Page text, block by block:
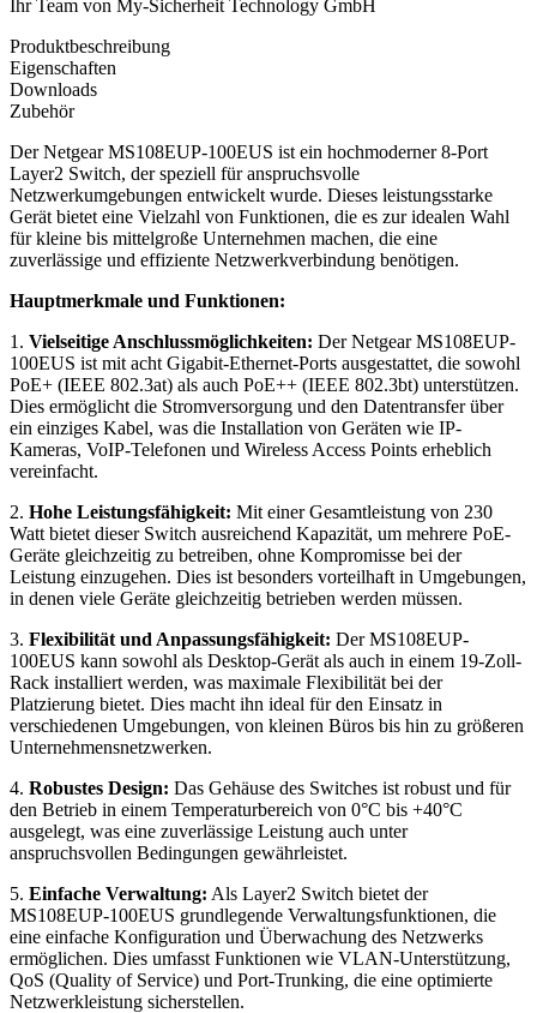
Ihr Team von My-Sicherheit Technology GmbH
Produktbeschreibung
Eigenschaften
Downloads
Zubehör
Der Netgear MS108EUP-100EUS ist ein hochmoderner 8-Port
Layer2 Switch, der speziell für anspruchsvolle
Netzwerkumgebungen entwickelt wurde. Dieses leistungsstarke
Gerät bietet eine Vielzahl von Funktionen, die es zur idealen Wahl
für kleine bis mittelgroße Unternehmen machen, die eine
zuverlässige und effiziente Netzwerkverbindung benötigen.
Hauptmerkmale und Funktionen:
1. Vielseitige Anschlussmöglichkeiten: Der Netgear MS108EUP-
100EUS ist mit acht Gigabit-Ethernet-Ports ausgestattet, die sowohl
PoE+ (IEEE 802.3at) als auch PoE++ (IEEE 802.3bt) unterstützen.
Dies ermöglicht die Stromversorgung und den Datentransfer über
ein einziges Kabel, was die Installation von Geräten wie IP-
Kameras, VoIP-Telefonen und Wireless Access Points erheblich
vereinfacht.
2. Hohe Leistungsfähigkeit: Mit einer Gesamtleistung von 230
Watt bietet dieser Switch ausreichend Kapazität, um mehrere PoE-
Geräte gleichzeitig zu betreiben, ohne Kompromisse bei der
Leistung einzugehen. Dies ist besonders vorteilhaft in Umgebungen,
in denen viele Geräte gleichzeitig betrieben werden müssen.
3. Flexibilität und Anpassungsfähigkeit: Der MS108EUP-
100EUS kann sowohl als Desktop-Gerät als auch in einem 19-Zoll-
Rack installiert werden, was maximale Flexibilität bei der
Platzierung bietet. Dies macht ihn ideal für den Einsatz in
verschiedenen Umgebungen, von kleinen Büros bis hin zu größeren
Unternehmensnetzwerken.
4. Robustes Design: Das Gehäuse des Switches ist robust und für
den Betrieb in einem Temperaturbereich von 0°C bis +40°C
ausgelegt, was eine zuverlässige Leistung auch unter
anspruchsvollen Bedingungen gewährleistet.
5. Einfache Verwaltung: Als Layer2 Switch bietet der
MS108EUP-100EUS grundlegende Verwaltungsfunktionen, die
eine einfache Konfiguration und Überwachung des Netzwerks
ermöglichen. Dies umfasst Funktionen wie VLAN-Unterstützung,
QoS (Quality of Service) und Port-Trunking, die eine optimierte
Netzwerkleistung sicherstellen.